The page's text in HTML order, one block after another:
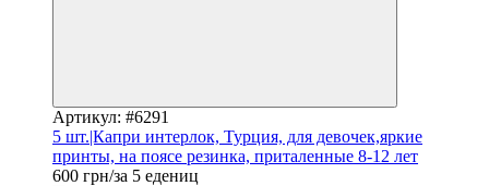
Артикул: #6291
5 шт.|Капри интерлок, Турция, для девочек,яркие
принты, на поясе резинка, приталенные 8-12 лет
600 грн/за 5 едениц